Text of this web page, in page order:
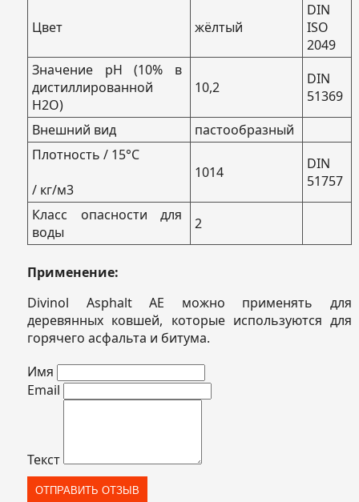
Цвет жёлтый
DIN
ISO
2049
Значение pH (10% в
дистиллированной
H2O)
10,2
DIN
51369
Внешний вид
пастообразный
Плотность / 15°С
/ кг/м3
1014
DIN
51757
Класс опасности для
воды
2
Применение:
Divinol Asphalt AE можно применять для
деревянных ковшей, которые используются для
горячего асфальта и битума.
Имя
Email
Текст